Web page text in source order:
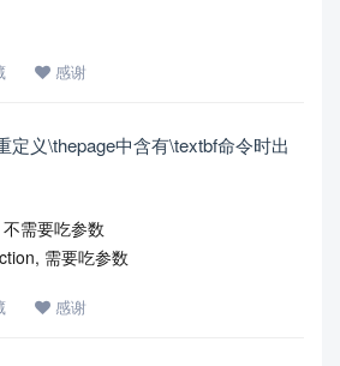
感谢
定义\thepage中含有\textbf命令时出
需要吃参数
需要吃参数
感谢